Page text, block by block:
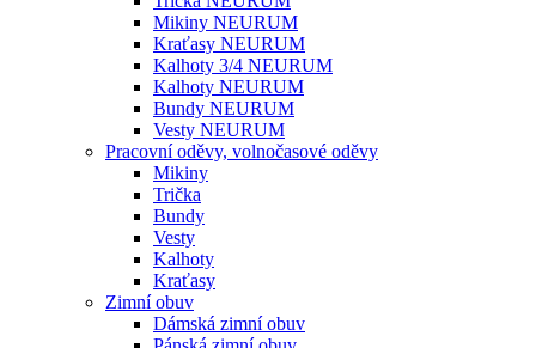
Mikiny NEURUM
Kraťasy NEURUM
Kalhoty 3/4 NEURUM
Kalhoty NEURUM
Bundy NEURUM
Vesty NEURUM
Pracovní oděvy, volnočasové oděvy
Mikiny
Trička
Bundy
Vesty
Kalhoty
Kraťasy
Zimní obuv
Dámská zimní obuv